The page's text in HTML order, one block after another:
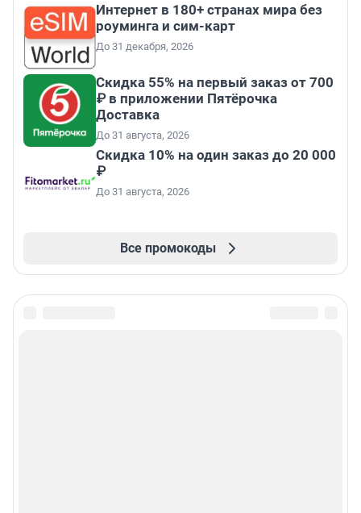
Интернет в 180+ странах мира без
роуминга и сим-карт
До 31 декабря, 2026
Скидка 55% на первый заказ от 700
₽ в приложении Пятёрочка
Доставка
До 31 августа, 2026
Скидка 10% на один заказ до 20 000
₽
До 31 августа, 2026
Все промокоды